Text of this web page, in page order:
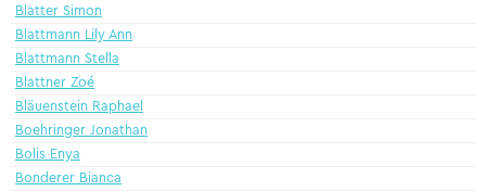
Blatter Simon
Blattmann Lily Ann
Blattmann Stella
Blattner Zoé
Bläuenstein Raphael
Boehringer Jonathan
Bolis Enya
Bonderer Bianca